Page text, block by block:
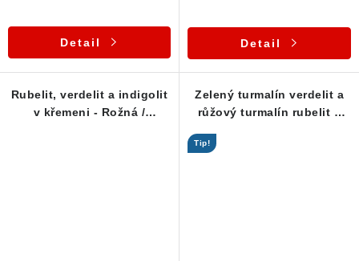
Detail Detail
Rubelit, verdelit a indigolit
v křemeni - Rožná /
Zelený turmalín verdelit a
růžový turmalín rubelit v
Tip!